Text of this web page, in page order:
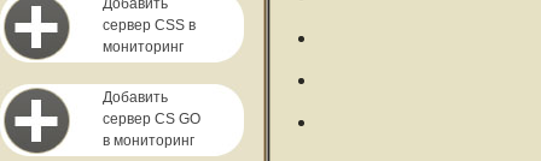
Добавить
сервер CSS в
мониторинг
Добавить
сервер CS GO
в мониторинг